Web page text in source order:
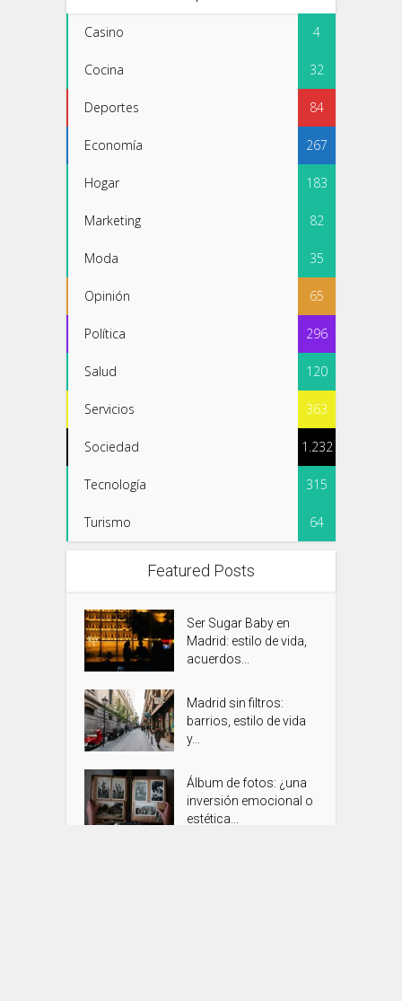
Casino 4
Cocina 32
Deportes 84
Economía 267
Hogar 183
Marketing 82
Moda 35
Opinión 65
Política 296
Salud 120
Servicios 363
Sociedad 1.232
Tecnología 315
Turismo 64
Featured Posts
Ser Sugar Baby en
Madrid: estilo de vida,
acuerdos...
Madrid sin filtros:
barrios, estilo de vida
y...
Álbum de fotos: ¿una
inversión emocional o
estética...